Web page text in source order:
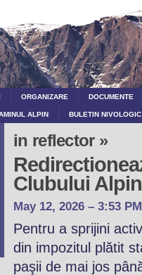
ORGANIZARE DOCUMENTE
ALPIN BULETIN
in reflector »
Clubului
May 12, 2026 – 3:53 PM
Pentru a sprijini
din impozitul plătit
paşii de mai jos